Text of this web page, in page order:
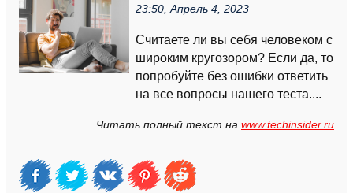
23:50, Апрель 4, 2023
Считаете ли вы себя человеком с
широким кругозором? Если да, то
попробуйте без ошибки ответить
на все вопросы нашего теста....
Читать полный текст на www.techinsider.ru